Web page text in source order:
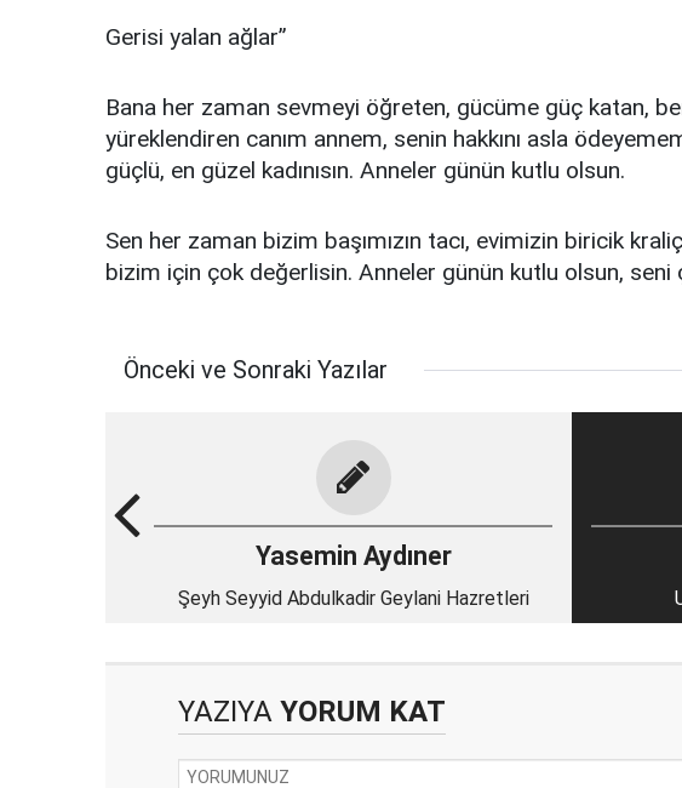
Gerisi yalan ağlar”
Bana her zaman sevmeyi öğreten, gücüme güç katan,
yüreklendiren canım annem, senin hakkını asla
güçlü, en güzel kadınısın. Anneler günün kutlu olsun.
Sen her zaman bizim başımızın tacı, evimizin biricik
bizim için çok değerlisin. Anneler günün kutlu olsun, seni
Önceki ve Sonraki Yazılar
Yasemin Aydıner
Şeyh Seyyid Abdulkadir Geylani Hazretleri
YAZIYA YORUM KAT